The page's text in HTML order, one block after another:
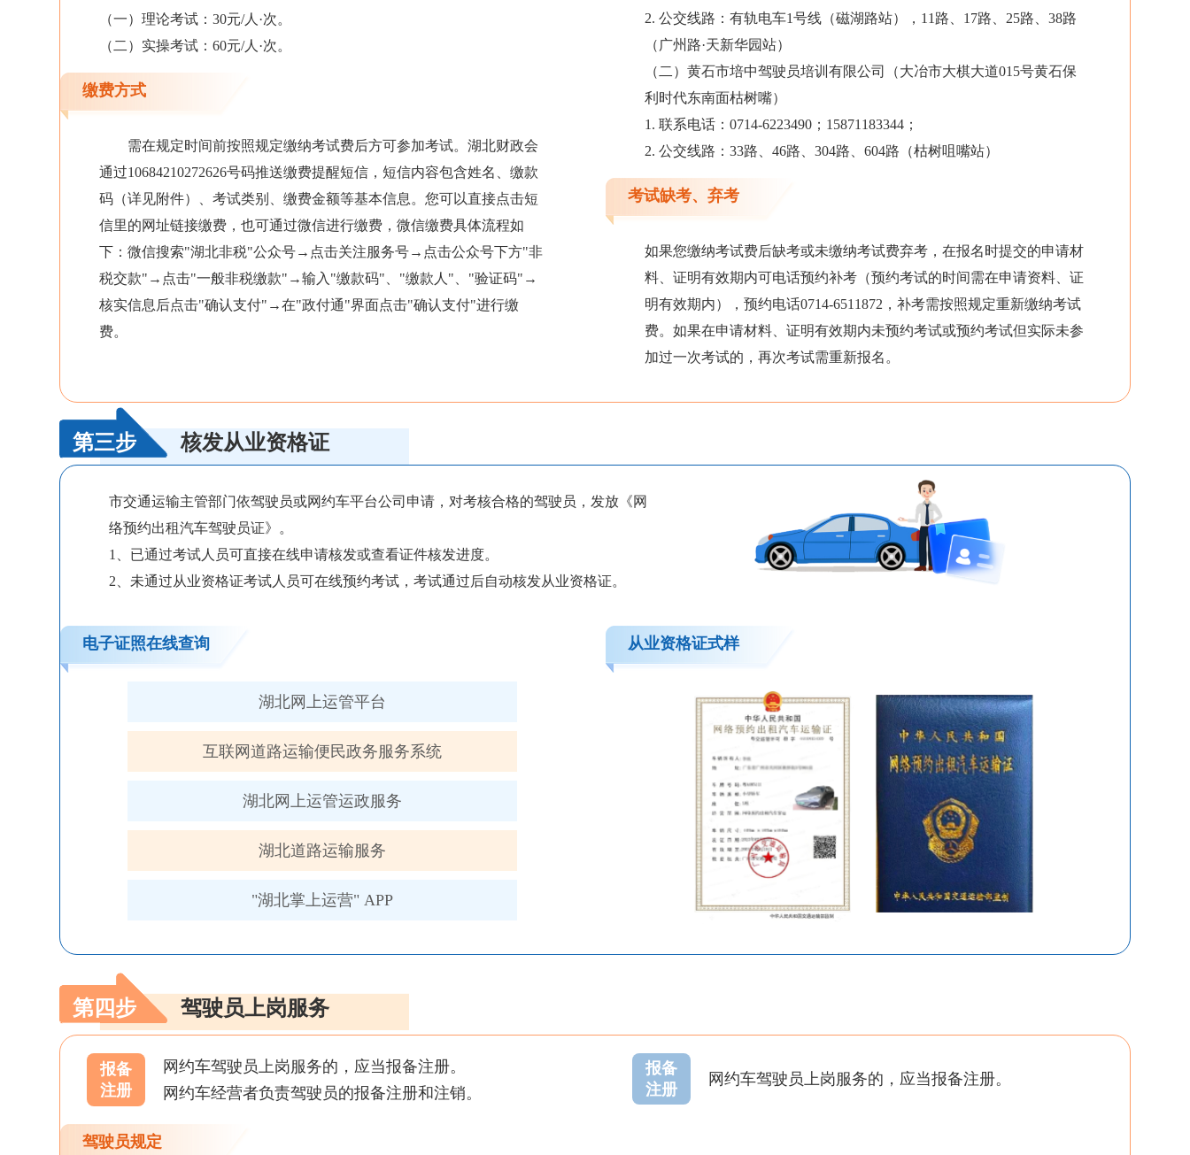
（一）理论考试：30元/人·次。
（二）实操考试：60元/人·次。
缴费方式
需在规定时间前按照规定缴纳考试费后方可参加考试。湖北财政会
通过10684210272626号码推送缴费提醒短信，短信内容包含姓名、缴款
码（详见附件）、考试类别、缴费金额等基本信息。您可以直接点击短
信里的网址链接缴费，也可通过微信进行缴费，微信缴费具体流程如
下：微信搜索"湖北非税"公众号→点击关注服务号→点击公众号下方"非
税交款"→点击"一般非税缴款"→输入"缴款码"、"缴款人"、"验证码"→
核实信息后点击"确认支付"→在"政付通"界面点击"确认支付"进行缴
费。
2. 公交线路：有轨电车1号线（磁湖路站），11路、17路、25路、38路
（广州路·天新华园站）
（二）黄石市培中驾驶员培训有限公司（大冶市大棋大道015号黄石保
利时代东南面枯树嘴）
1. 联系电话：0714-6223490；15871183344；
2. 公交线路：33路、46路、304路、604路（枯树咀嘴站）
考试缺考、弃考
如果您缴纳考试费后缺考或未缴纳考试费弃考，在报名时提交的申请材
料、证明有效期内可电话预约补考（预约考试的时间需在申请资料、证
明有效期内），预约电话0714-6511872，补考需按照规定重新缴纳考试
费。如果在申请材料、证明有效期内未预约考试或预约考试但实际未参
加过一次考试的，再次考试需重新报名。
第三步 核发从业资格证
市交通运输主管部门依驾驶员或网约车平台公司申请，对考核合格的驾驶员，发放《网
络预约出租汽车驾驶员证》。
1、已通过考试人员可直接在线申请核发或查看证件核发进度。
2、未通过从业资格证考试人员可在线预约考试，考试通过后自动核发从业资格证。
电子证照在线查询
湖北网上运管平台
互联网道路运输便民政务服务系统
湖北网上运管运政服务
湖北道路运输服务
"湖北掌上运营" APP
从业资格证式样
第四步 驾驶员上岗服务
报备
注册
网约车驾驶员上岗服务的，应当报备注册。
网约车经营者负责驾驶员的报备注册和注销。
报备
注册
网约车驾驶员上岗服务的，应当报备注册。
驾驶员规定